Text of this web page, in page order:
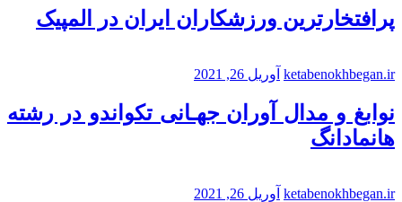
پرافتخارترین ورزشکاران ایران در المپیک
ketabenokhbegan.ir آوریل 26, 2021
نوابغ و مدال آوران جهـانی تکواندو در رشته
هانمادانگ
ketabenokhbegan.ir آوریل 26, 2021